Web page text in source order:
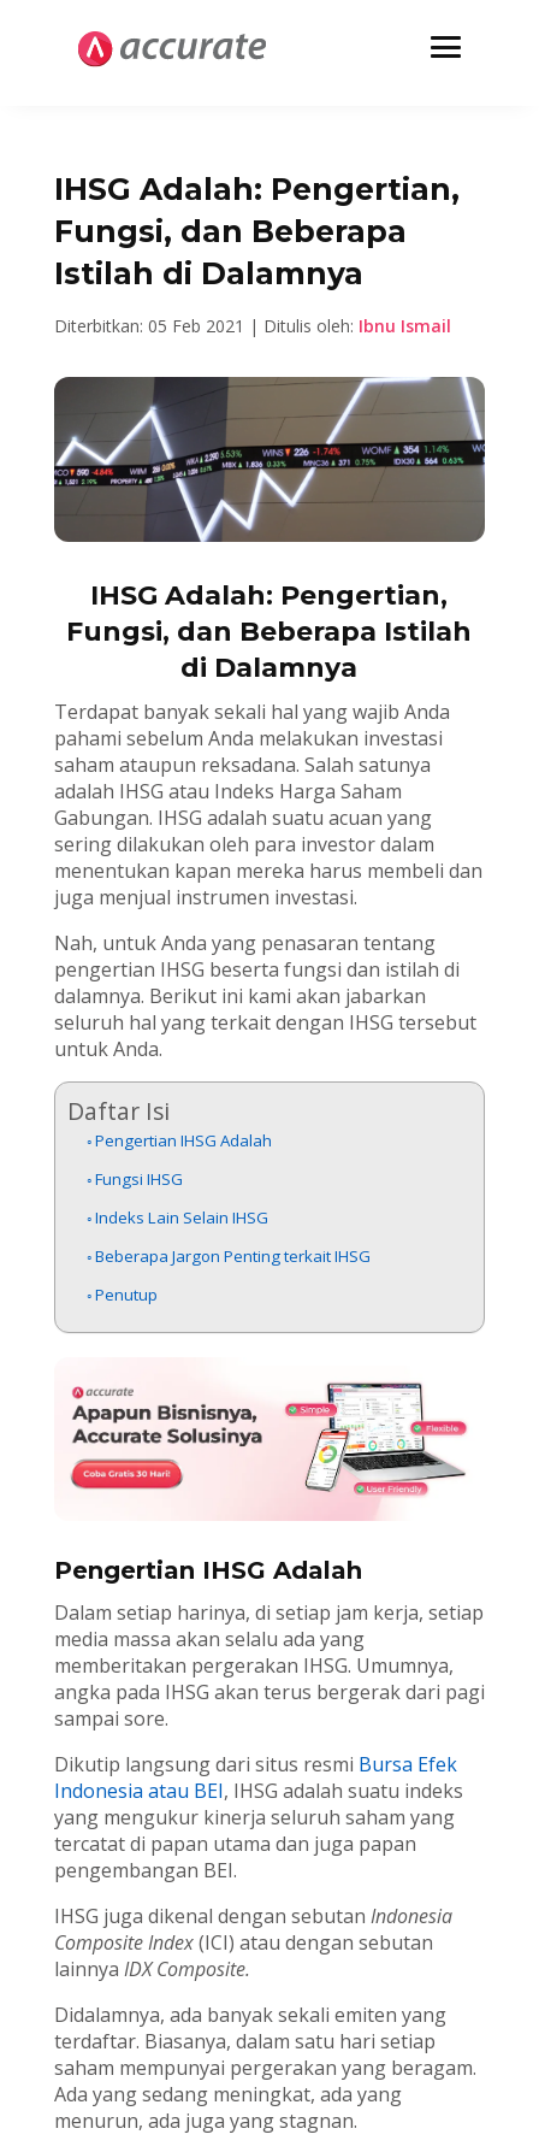
IHSG Adalah: Pengertian,
Fungsi, dan Beberapa
Istilah di Dalamnya
Diterbitkan: 05 Feb 2021 | Ditulis oleh: Ibnu Ismail
IHSG Adalah: Pengertian,
Fungsi, dan Beberapa Istilah
di Dalamnya
Terdapat banyak sekali hal yang wajib Anda
pahami sebelum Anda melakukan investasi
saham ataupun reksadana. Salah satunya
adalah IHSG atau Indeks Harga Saham
Gabungan. IHSG adalah suatu acuan yang
sering dilakukan oleh para investor dalam
menentukan kapan mereka harus membeli dan
juga menjual instrumen investasi.
Nah, untuk Anda yang penasaran tentang
pengertian IHSG beserta fungsi dan istilah di
dalamnya. Berikut ini kami akan jabarkan
seluruh hal yang terkait dengan IHSG tersebut
untuk Anda.
Daftar Isi
Pengertian IHSG Adalah
Fungsi IHSG
Indeks Lain Selain IHSG
Beberapa Jargon Penting terkait IHSG
Penutup
Pengertian IHSG Adalah
Dalam setiap harinya, di setiap jam kerja, setiap
media massa akan selalu ada yang
memberitakan pergerakan IHSG. Umumnya,
angka pada IHSG akan terus bergerak dari pagi
sampai sore.
Dikutip langsung dari situs resmi Bursa Efek
Indonesia atau BEI, IHSG adalah suatu indeks
yang mengukur kinerja seluruh saham yang
tercatat di papan utama dan juga papan
pengembangan BEI.
IHSG juga dikenal dengan sebutan Indonesia
Composite Index(ICI) atau dengan sebutan
lainnya IDX Composite.
Didalamnya, ada banyak sekali emiten yang
terdaftar. Biasanya, dalam satu hari setiap
saham mempunyai pergerakan yang beragam.
Ada yang sedang meningkat, ada yang
menurun, ada juga yang stagnan.